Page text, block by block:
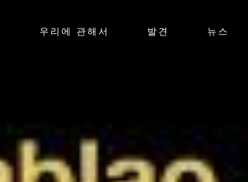
우리에 관해서 발견 뉴스